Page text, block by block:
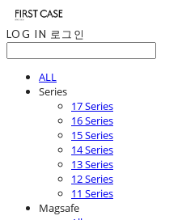
LOG IN 로그인
ALL
Series
17 Series
16 Series
15 Series
14 Series
13 Series
12 Series
11 Series
Magsafe